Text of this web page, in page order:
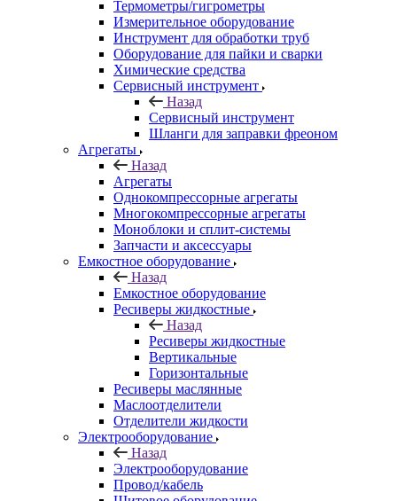
Термометры/гигрометры
Измерительное оборудование
Инструмент для обработки труб
Оборудование для пайки и сварки
Химические средства
Сервисный инструмент
Назад
Сервисный инструмент
Шланги для заправки фреоном
Агрегаты
Назад
Агрегаты
Однокомпрессорные агрегаты
Многокомпрессорные агрегаты
Моноблоки и сплит-системы
Запчасти и аксессуары
Емкостное оборудование
Назад
Емкостное оборудование
Ресиверы жидкостные
Назад
Ресиверы жидкостные
Вертикальные
Горизонтальные
Ресиверы маслянные
Маслоотделители
Отделители жидкости
Электрооборудование
Назад
Электрооборудование
Провод/кабель